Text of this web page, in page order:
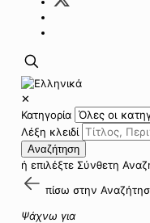
✕
Κατηγορία
Λέξη κλειδί
Αναζήτηση
ή επιλέξτε Σύνθετη
πίσω στην
Ψάχνω για